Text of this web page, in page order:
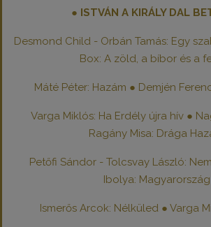
● ISTVÁN A KIRÁLY DAL
Desmond Child - Orbán Tamás: Egy
Box: A zöld, a bíbor és a
Máté Péter: Hazám ● Demjén
Varga Miklós: Ha Erdély újra hív ●
Ragány Misa: Drága
Petőfi Sándor - Tolcsvay László:
Ibolya: Magyarország
Ismerős Arcok: Nélküled ● Varga